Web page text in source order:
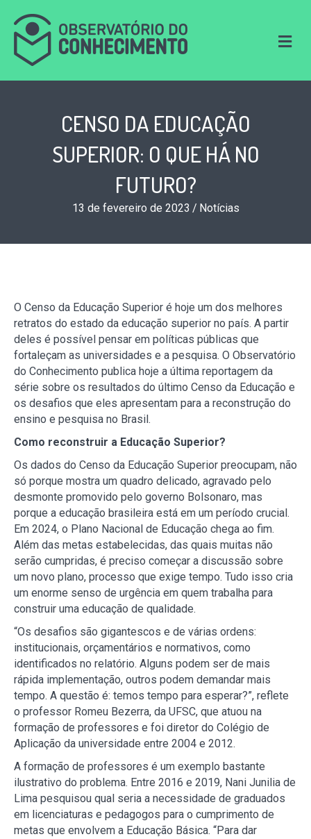
M
e
u
CENSO DA EDUCAÇÃO
SUPERIOR: O QUE HÁ NO
FUTURO?
13 de fevereiro de 2023 / Notícias
O Censo da Educação Superior é hoje um dos melhores
retratos do estado da educação superior no país. A partir
deles é possível pensar em políticas públicas que
fortaleçam as universidades e a pesquisa. O Observatório
do Conhecimento publica hoje a última reportagem da
série sobre os resultados do último Censo da Educação e
os desafios que eles apresentam para a reconstrução do
ensino e pesquisa no Brasil.
Como reconstruir a Educação Superior?
Os dados do Censo da Educação Superior preocupam, não
só porque mostra um quadro delicado, agravado pelo
desmonte promovido pelo governo Bolsonaro, mas
porque a educação brasileira está em um período crucial.
Em 2024, o Plano Nacional de Educação chega ao fim.
Além das metas estabelecidas, das quais muitas não
serão cumpridas, é preciso começar a discussão sobre
um novo plano, processo que exige tempo. Tudo isso cria
um enorme senso de urgência em quem trabalha para
construir uma educação de qualidade.
“Os desafios são gigantescos e de várias ordens:
institucionais, orçamentários e normativos, como
identificados no relatório. Alguns podem ser de mais
rápida implementação, outros podem demandar mais
tempo. A questão é: temos tempo para esperar?”, reflete
o professor Romeu Bezerra, da UFSC, que atuou na
formação de professores e foi diretor do Colégio de
Aplicação da universidade entre 2004 e 2012.
A formação de professores é um exemplo bastante
ilustrativo do problema. Entre 2016 e 2019, Nani Junilia de
Lima pesquisou qual seria a necessidade de graduados
em licenciaturas e pedagogos para o cumprimento de
metas que envolvem a Educação Básica. “Para dar